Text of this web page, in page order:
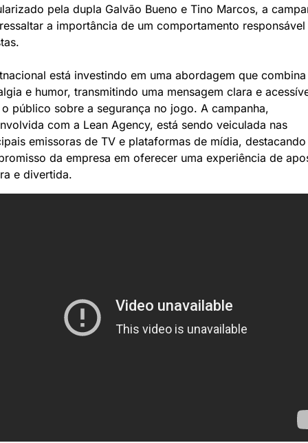
pela dupla Galvão Bueno e Tino Marcos, a
a importância de um comportamento responsável
está investindo em uma abordagem que combina
e humor, transmitindo uma mensagem clara e
público sobre a segurança no jogo. A campanha,
com a Lean Agency, está sendo veiculada nas
emissoras de TV e plataformas de mídia,
da empresa em oferecer uma experiência de
e divertida.